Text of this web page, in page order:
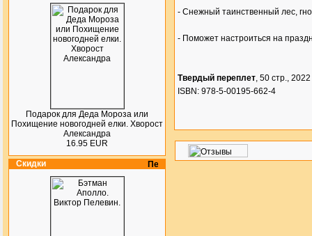
Подарок для Деда Мороза или
Похищение новогодней елки. Хворост
Александра
16.95 EUR
Скидки
- Снежный таинственный лес,
- Поможет настроиться на
Твердый переплет, 50 стр., 2022
ISBN: 978-5-00195-662-4